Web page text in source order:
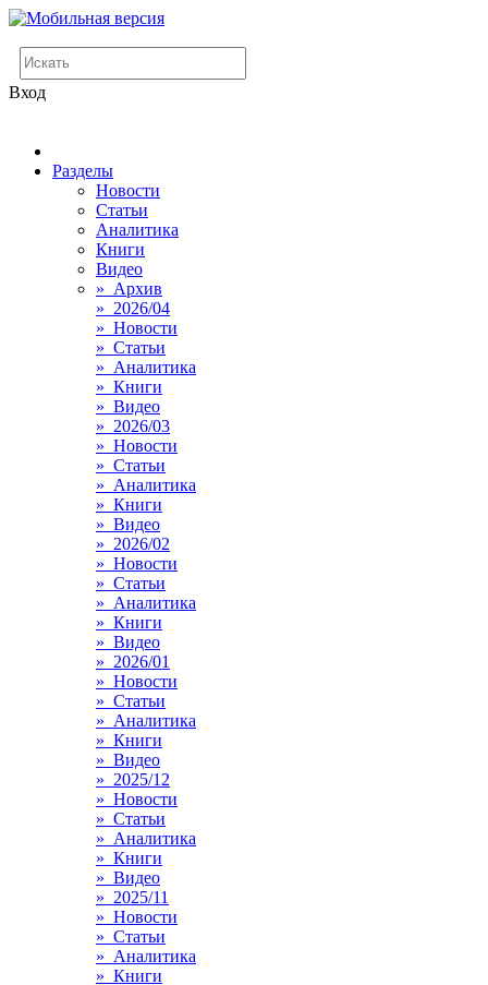
Вход
Разделы
Новости
Статьи
Аналитика
Книги
Видео
» Архив
» 2026/04
» Новости
» Статьи
» Аналитика
» Книги
» Видео
» 2026/03
» Новости
» Статьи
» Аналитика
» Книги
» Видео
» 2026/02
» Новости
» Статьи
» Аналитика
» Книги
» Видео
» 2026/01
» Новости
» Статьи
» Аналитика
» Книги
» Видео
» 2025/12
» Новости
» Статьи
» Аналитика
» Книги
» Видео
» 2025/11
» Новости
» Статьи
» Аналитика
» Книги